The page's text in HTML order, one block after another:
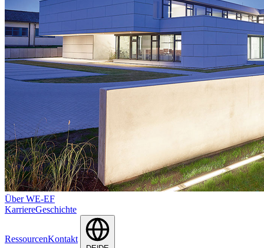
Über WE-EF
KarriereGeschichte
RessourcenKontakt